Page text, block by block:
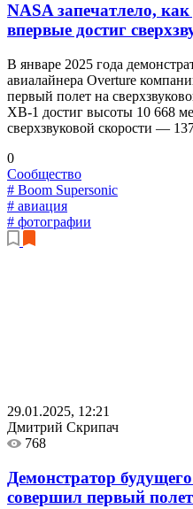
NASA запечатлело,
впервые достиг
В январе 2025 года
авиалайнера Overture
первый полет на
XB-1 достиг высоты 10 668
сверхзвуковой скорости —
0
Сообщество
# Boom Supersonic
# авиация
# фотографии
29.01.2025, 12:21
Дмитрий Скрипач
768
Демонстратор
совершил первый